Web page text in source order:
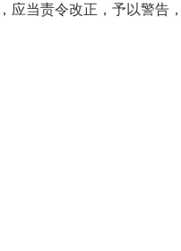
责令改正，予以警告，